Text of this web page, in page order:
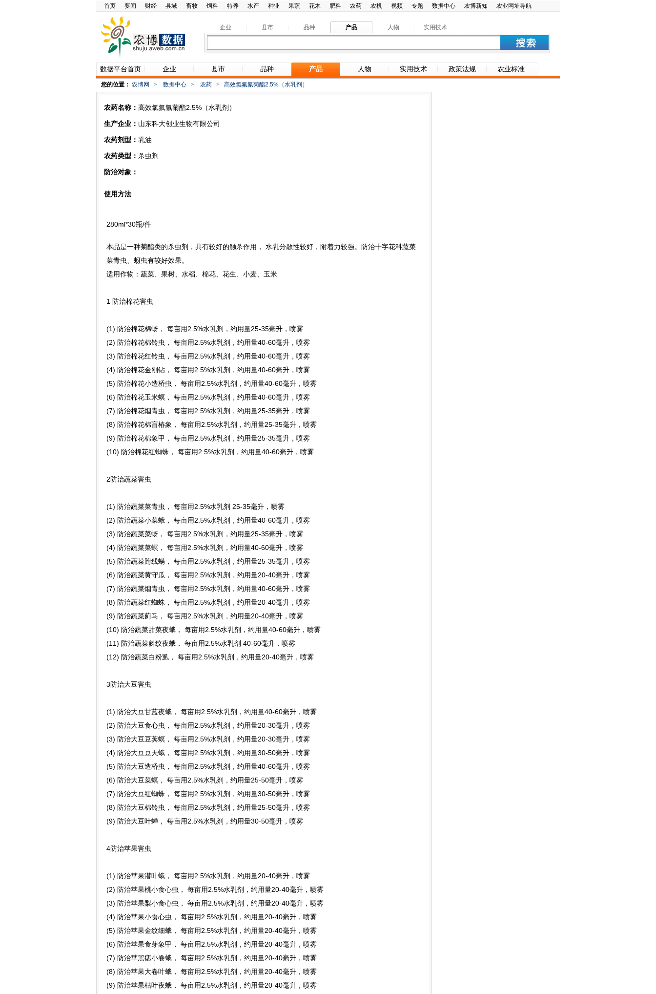
首页 要闻 财经 县域 畜牧 饲料 特养 水产 种业 果蔬 花木 肥料 农药 农机 视频 专题 数据中心 农博新知 农业网址导航
企业 县市 品种 产品 人物 实用技术
数据平台首页 企业 县市 品种 产品 人物 实用技术 政策法规 农业标准
您的位置： 农博网 > 数据中心 > 农药 > 高效氯氟氰菊酯2.5%（水乳剂）
农药名称： 高效氯氟氰菊酯2.5%（水乳剂）
生产企业： 山东科大创业生物有限公司
农药剂型： 乳油
农药类型： 杀虫剂
防治对象：
使用方法
280ml*30瓶/件
本品是一种菊酯类的杀虫剂，具有较好的触杀作用， 水乳分散性较好，附着力较强。防治十字花科蔬菜
菜青虫、蚜虫有较好效果。
适用作物：蔬菜、果树、水稻、棉花、花生、小麦、玉米
1 防治棉花害虫
(1) 防治棉花棉蚜， 每亩用2.5%水乳剂，约用量25-35毫升，喷雾
(2) 防治棉花棉铃虫， 每亩用2.5%水乳剂，约用量40-60毫升，喷雾
(3) 防治棉花红铃虫， 每亩用2.5%水乳剂，约用量40-60毫升，喷雾
(4) 防治棉花金刚钻， 每亩用2.5%水乳剂，约用量40-60毫升，喷雾
(5) 防治棉花小造桥虫， 每亩用2.5%水乳剂，约用量40-60毫升，喷雾
(6) 防治棉花玉米螟， 每亩用2.5%水乳剂，约用量40-60毫升，喷雾
(7) 防治棉花烟青虫， 每亩用2.5%水乳剂，约用量25-35毫升，喷雾
(8) 防治棉花棉盲椿象， 每亩用2.5%水乳剂，约用量25-35毫升，喷雾
(9) 防治棉花棉象甲， 每亩用2.5%水乳剂，约用量25-35毫升，喷雾
(10) 防治棉花红蜘蛛， 每亩用2.5%水乳剂，约用量40-60毫升，喷雾
2防治蔬菜害虫
(1) 防治蔬菜菜青虫， 每亩用2.5%水乳剂 25-35毫升，喷雾
(2) 防治蔬菜小菜蛾， 每亩用2.5%水乳剂，约用量40-60毫升，喷雾
(3) 防治蔬菜菜蚜， 每亩用2.5%水乳剂，约用量25-35毫升，喷雾
(4) 防治蔬菜菜螟， 每亩用2.5%水乳剂，约用量40-60毫升，喷雾
(5) 防治蔬菜跗线螨， 每亩用2.5%水乳剂，约用量25-35毫升，喷雾
(6) 防治蔬菜黄守瓜， 每亩用2.5%水乳剂，约用量20-40毫升，喷雾
(7) 防治蔬菜烟青虫， 每亩用2.5%水乳剂，约用量40-60毫升，喷雾
(8) 防治蔬菜红蜘蛛， 每亩用2.5%水乳剂，约用量20-40毫升，喷雾
(9) 防治蔬菜蓟马， 每亩用2.5%水乳剂，约用量20-40毫升，喷雾
(10) 防治蔬菜甜菜夜蛾， 每亩用2.5%水乳剂，约用量40-60毫升，喷雾
(11) 防治蔬菜斜纹夜蛾， 每亩用2.5%水乳剂 40-60毫升，喷雾
(12) 防治蔬菜白粉虱， 每亩用2.5%水乳剂，约用量20-40毫升，喷雾
3防治大豆害虫
(1) 防治大豆甘蓝夜蛾， 每亩用2.5%水乳剂，约用量40-60毫升，喷雾
(2) 防治大豆食心虫， 每亩用2.5%水乳剂，约用量20-30毫升，喷雾
(3) 防治大豆豆荚螟， 每亩用2.5%水乳剂，约用量20-30毫升，喷雾
(4) 防治大豆豆天蛾， 每亩用2.5%水乳剂，约用量30-50毫升，喷雾
(5) 防治大豆造桥虫， 每亩用2.5%水乳剂，约用量40-60毫升，喷雾
(6) 防治大豆菜螟， 每亩用2.5%水乳剂，约用量25-50毫升，喷雾
(7) 防治大豆红蜘蛛， 每亩用2.5%水乳剂，约用量30-50毫升，喷雾
(8) 防治大豆棉铃虫， 每亩用2.5%水乳剂，约用量25-50毫升，喷雾
(9) 防治大豆叶蝉， 每亩用2.5%水乳剂，约用量30-50毫升，喷雾
4防治苹果害虫
(1) 防治苹果潜叶蛾， 每亩用2.5%水乳剂，约用量20-40毫升，喷雾
(2) 防治苹果桃小食心虫， 每亩用2.5%水乳剂，约用量20-40毫升，喷雾
(3) 防治苹果梨小食心虫， 每亩用2.5%水乳剂，约用量20-40毫升，喷雾
(4) 防治苹果小食心虫， 每亩用2.5%水乳剂，约用量20-40毫升，喷雾
(5) 防治苹果金纹细蛾， 每亩用2.5%水乳剂，约用量20-40毫升，喷雾
(6) 防治苹果食芽象甲， 每亩用2.5%水乳剂，约用量20-40毫升，喷雾
(7) 防治苹黑痣小卷蛾， 每亩用2.5%水乳剂，约用量20-40毫升，喷雾
(8) 防治苹果大卷叶蛾， 每亩用2.5%水乳剂，约用量20-40毫升，喷雾
(9) 防治苹果枯叶夜蛾， 每亩用2.5%水乳剂，约用量20-40毫升，喷雾